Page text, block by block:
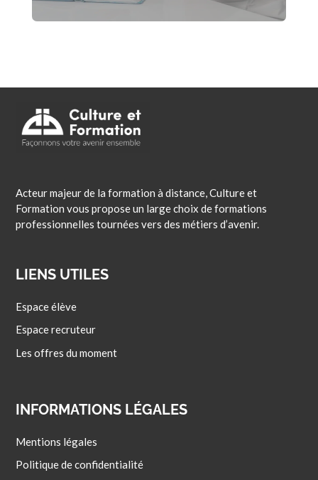
Acteur majeur de la formation à distance, Culture et
Formation vous propose un large choix de formations
professionnelles tournées vers des métiers d’avenir.
LIENS UTILES
Espace élève
Espace recruteur
Les offres du moment
INFORMATIONS LÉGALES
Mentions légales
Politique de confidentialité